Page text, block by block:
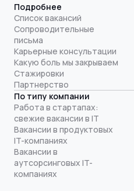
Подробнее
Список вакансий
Сопроводительные
письма
Карьерные консультации
Какую боль мы закрываем
Стажировки
Партнерство
По типу компании
Работа в стартапах:
свежие вакансии в IT
Вакансии в продуктовых
IT-компаниях
Вакансии в
аутсорсинговых IT-
компаниях